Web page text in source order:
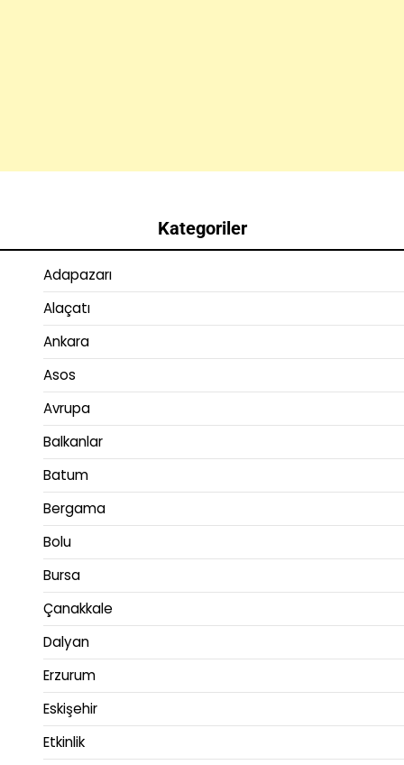
Kategoriler
Adapazarı
Alaçatı
Ankara
Asos
Avrupa
Balkanlar
Batum
Bergama
Bolu
Bursa
Çanakkale
Dalyan
Erzurum
Eskişehir
Etkinlik